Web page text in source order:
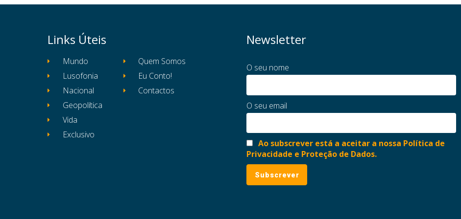
Links Úteis
Mundo
Lusofonia
Nacional
Geopolítica
Vida
Exclusivo
Quem Somos
Eu Conto!
Contactos
Newsletter
O seu nome
O seu email
Ao subscrever está a aceitar a nossa Política de
Privacidade e Proteção de Dados.